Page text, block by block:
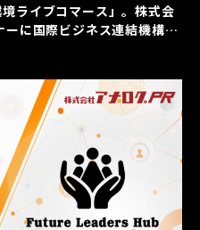
ライブコマース」。株式会
に国際ビジネス連結機構の